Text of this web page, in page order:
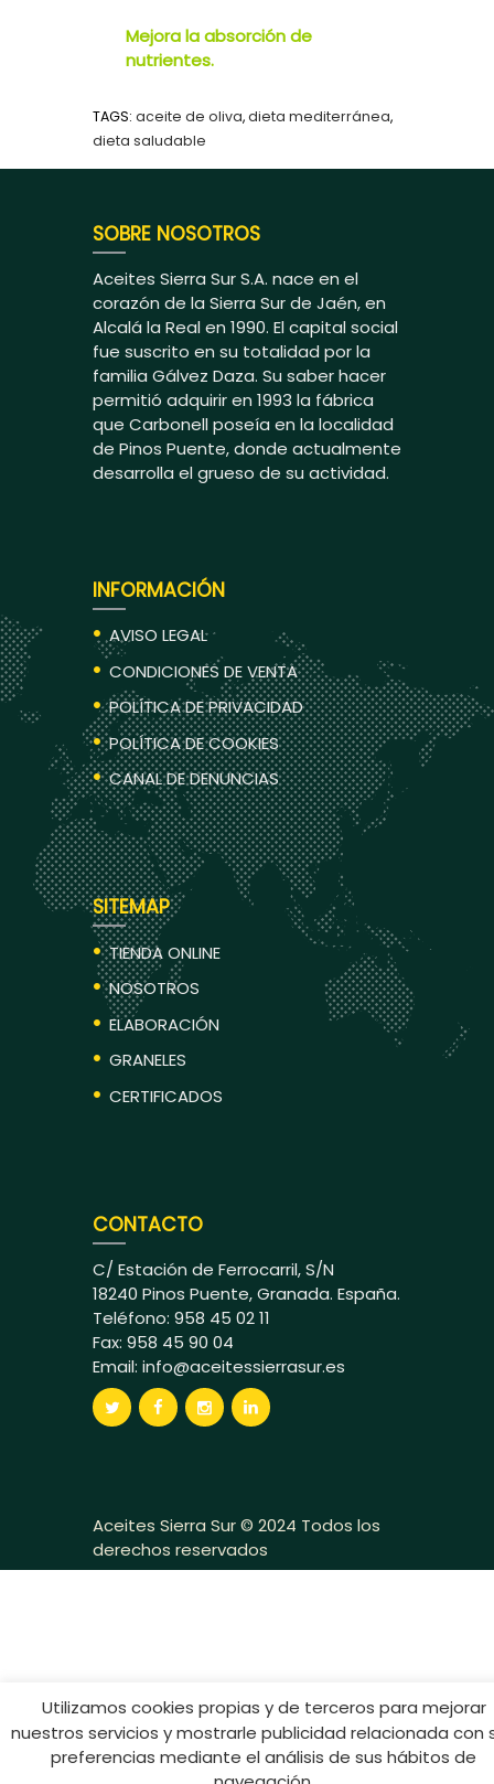
Mejora la absorción de
nutrientes.
TAGS: aceite de oliva,dieta mediterránea,
dieta saludable
SOBRE NOSOTROS
Aceites Sierra Sur S.A. nace en el
corazón de la Sierra Sur de Jaén, en
Alcalá la Real en 1990. El capital social
fue suscrito en su totalidad por la
familia Gálvez Daza. Su saber hacer
permitió adquirir en 1993 la fábrica
que Carbonell poseía en la localidad
de Pinos Puente, donde actualmente
desarrolla el grueso de su actividad.
INFORMACIÓN
AVISO LEGAL
CONDICIONES DE VENTA
POLÍTICA DE PRIVACIDAD
POLÍTICA DE COOKIES
CANAL DE DENUNCIAS
SITEMAP
TIENDA ONLINE
NOSOTROS
ELABORACIÓN
GRANELES
CERTIFICADOS
CONTACTO
C/ Estación de Ferrocarril, S/N
18240 Pinos Puente, Granada. España.
Teléfono: 958 45 02 11
Fax: 958 45 90 04
Email: info@aceitessierrasur.es
Aceites Sierra Sur © 2024 Todos los
derechos reservados
Utilizamos cookies propias y de terceros para mejorar
nuestros servicios y mostrarle publicidad relacionada con
preferencias mediante el análisis de sus hábitos de